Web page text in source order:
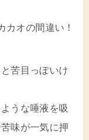
オの間違い！
苦目っぽいけ
うな唾液を吸
味が一気に押